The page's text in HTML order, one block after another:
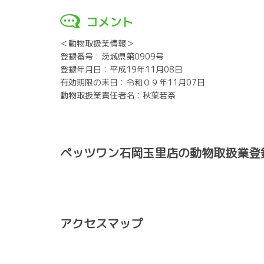
コメント
＜動物取扱業情報＞
登録番号：茨城県第0909号
登録年月日：平成19年11月08日
有効期限の末日：令和０９年11月07日
動物取扱業責任者名：秋葉若奈
ペッツワン石岡玉里店の動物取扱業
アクセスマップ